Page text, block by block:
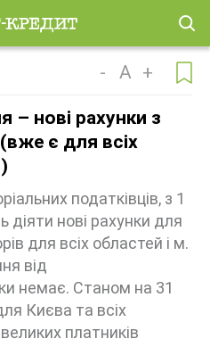
- A +
– нові рахунки з
є для всіх
податківців, з 1
діяти нові рахунки для
для всіх областей і м.
від
немає. Станом на 31
Києва та всіх
платників